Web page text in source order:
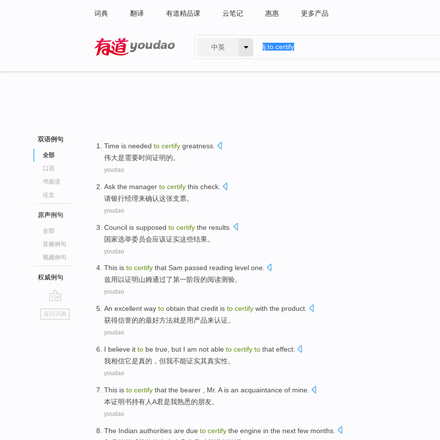
词典 翻译 有道精品课 云笔记 惠惠 更多产品
中英
双语例句
全部
口语
书面语
论文
原声例句
全部
音频例句
视频例句
权威例句
go
top
返回词典
Time is needed to certify greatness
伟大是需要时间证明的。
youdao
Ask the manager to certify this check
请银行经理来确认这张支票。
youdao
Council is supposed to certify the results
国家选举委员会应该证实这些结果。
youdao
This is to certify that Sam passed reading level one.
兹用以证明山姆通过了第一阶段的阅读测验。
youdao
An excellent way to obtain that credit is to certify with the product
获得信誉的的最好方法就是用产品来认证。
youdao
I believe it to be true but I am not able to certify to that effect.
我相信它是真的 ， 但我不能证实其真实性。
youdao
This is to certify that the bearer , Mr. A is an acquaintance of mine
本证明书持有人A君是我熟悉的朋友。
youdao
The Indian authorities are due to certify the engine in the next few months